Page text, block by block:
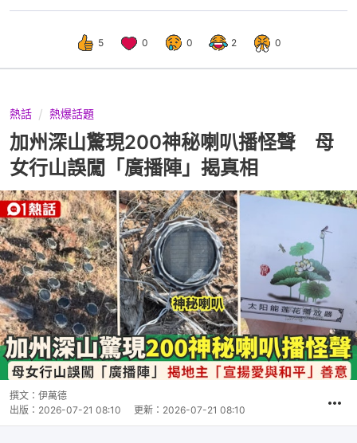
5 0 0 2 0
熱話 熱爆話題
加州深山驚現200神秘喇叭播怪聲 母
女行山誤闖「廣播陣」揭真相
撰文： 伊萬德
出版： 2026-07-21 08:10 更新： 2026-07-21 08:10